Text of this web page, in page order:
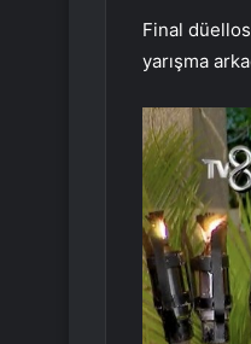
Final
yarışma